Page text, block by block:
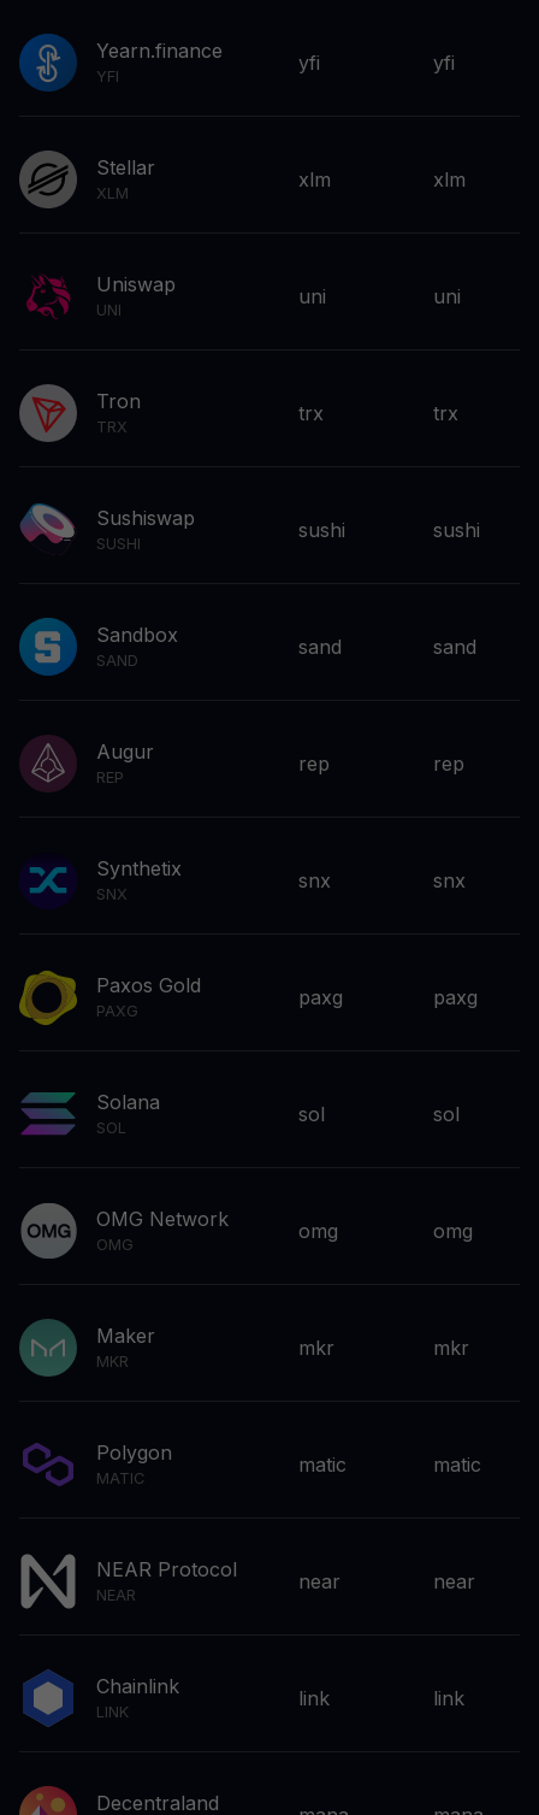
Yearn.finance
YFI
yfi yfi
Stellar
XLM
xlm xlm
Uniswap
UNI
uni uni
Tron
TRX
trx trx
Sushiswap
SUSHI
sushi sushi
Sandbox
SAND
sand sand
Augur
REP
rep rep
Synthetix
SNX
snx snx
Paxos Gold
PAXG
paxg paxg
Solana
SOL
sol sol
OMG Network
OMG
omg omg
Maker
MKR
mkr mkr
Polygon
MATIC
matic matic
NEAR Protocol
NEAR
near near
Chainlink
LINK
link link
Decentraland